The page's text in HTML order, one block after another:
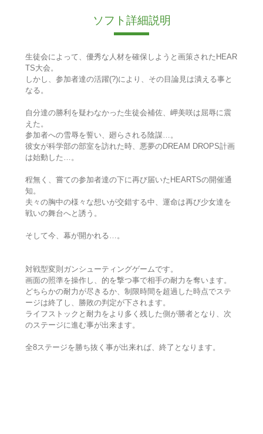
ソフト詳細説明
生徒会によって、優秀な人材を確保しようと画策されたHEAR
TS大会。
しかし、参加者達の活躍(?)により、その目論見は潰える事と
なる。
自分達の勝利を疑わなかった生徒会補佐、岬美咲は屈辱に震
えた。
参加者への雪辱を誓い、廻らされる陰謀…。
彼女が科学部の部室を訪れた時、悪夢のDREAM DROPS計画
は始動した…。
程無く、嘗ての参加者達の下に再び届いたHEARTSの開催通
知。
夫々の胸中の様々な想いが交錯する中、運命は再び少女達を
戦いの舞台へと誘う。
そして今、幕が開かれる…。
対戦型変則ガンシューティングゲームです。
画面の照準を操作し、的を撃つ事で相手の耐力を奪います。
どちらかの耐力が尽きるか、制限時間を超過した時点でステ
ージは終了し、勝敗の判定が下されます。
ライフストックと耐力をより多く残した側が勝者となり、次
のステージに進む事が出来ます。
全8ステージを勝ち抜く事が出来れば、終了となります。